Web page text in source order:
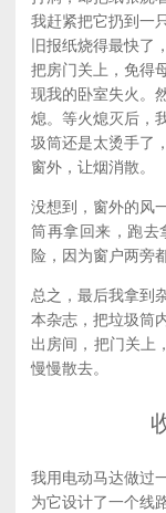
我赶紧把它扔到一
旧报纸烧得最快了
把房门关上，免
现我的卧室失火。
熄。等火熄灭后，
圾筒还是太烫手了
窗外，让烟消散。
没想到，窗外的风
筒再拿回来，跑去
险，因为窗户两旁
总之，最后我拿到
本杂志，把垃圾筒
出房间，把门关上
慢慢散去。
我用电动马达做过
为它设计了一个线